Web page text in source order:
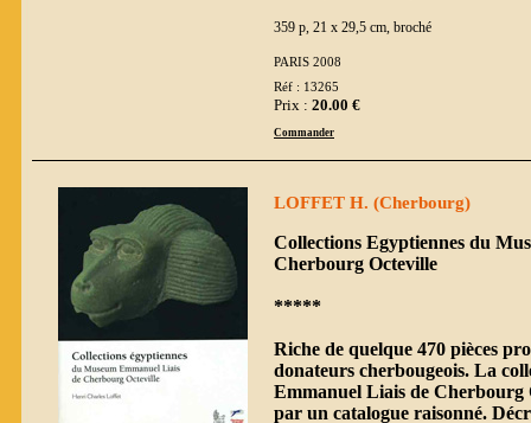
359 p, 21 x 29,5 cm, broché
PARIS 2008
Réf : 13265
Prix : 20.00 €
Commander
LOFFET H. (Cherbourg)
Collections Egyptiennes du
Cherbourg Octeville
*****
Riche de quelque 470 pièces
donateurs cherbougeois. La
Emmanuel Liais de Cherbourg
par un catalogue raisonné.